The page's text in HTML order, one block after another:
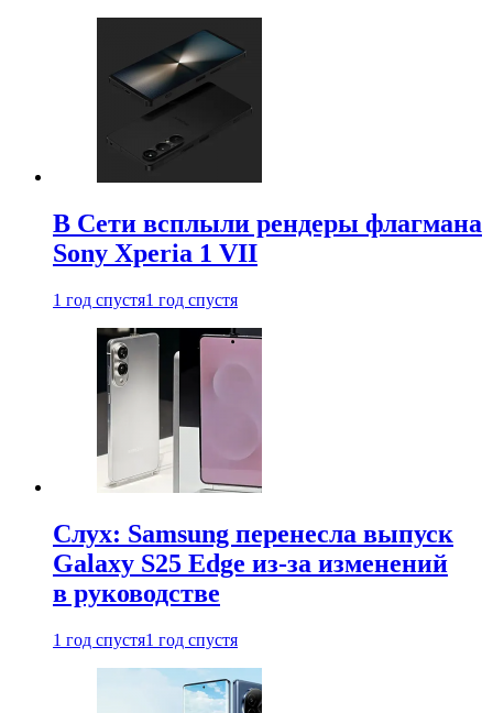
В Сети всплыли рендеры флагмана
Sony Xperia 1 VII
1 год спустя1 год спустя
Слух: Samsung перенесла выпуск
Galaxy S25 Edge из-за изменений
в руководстве
1 год спустя1 год спустя